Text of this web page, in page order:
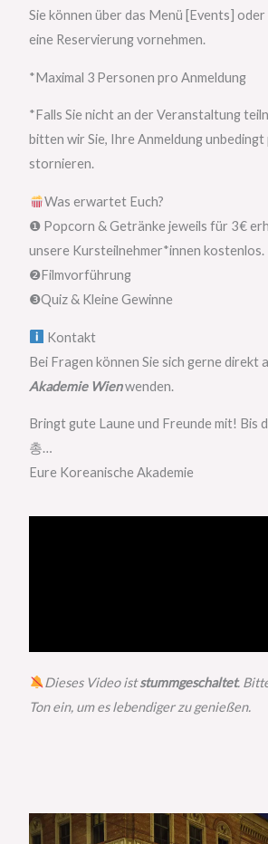
Sie können über das Menü [Events] oder
eine Reservierung vornehmen.
*Maximal 3 Personen pro Anmeldung
*Falls Sie nicht an der Veranstaltung
bitten wir Sie, Ihre Anmeldung
stornieren.
Was erwartet Euch?
❶ Popcorn & Getränke jeweils für 3 €
unsere Kursteilnehmer*innen kostenlos.
❷Filmvorführung
❸Quiz & Kleine Gewinne
Kontakt
Bei Fragen können Sie sich gerne direkt
Akademie Wienwenden.
Bringt gute Laune und Freunde mit! Bis
총…
Eure Koreanische Akademie
Dieses Video iststummgeschaltet.
Ton ein, um es lebendiger zu genießen.